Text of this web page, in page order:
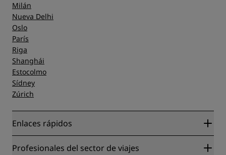
Milán
Nueva Delhi
Oslo
París
Riga
Shanghái
Estocolmo
Sídney
Zúrich
Enlaces rápidos
Radisson Rewards
Profesionales del sector de viajes